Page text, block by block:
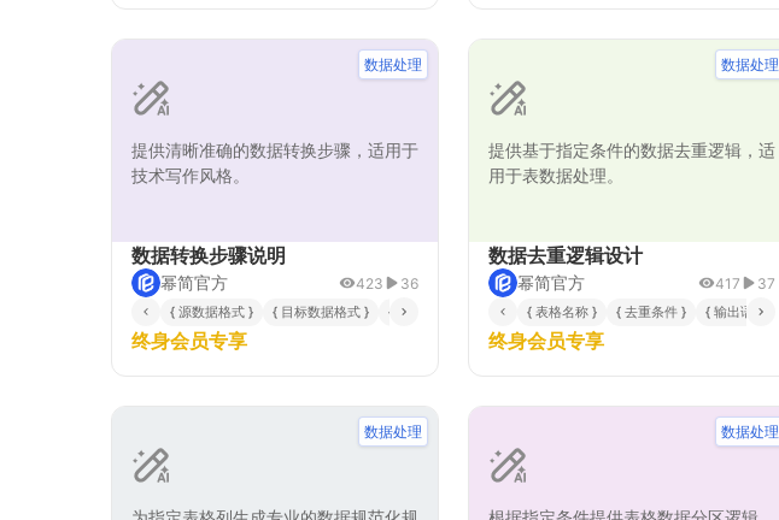
提供清晰准确的数据转换步骤，适用于
技术写作风格。
数据处理
数据转换步骤说明
幂简官方 423 36
{ 源数据格式 } { 目标数据格式 } { 输出语言 }
终身会员专享
提供基于指定条件的数据去重逻辑，适
用于表数据处理。
数据处理
数据去重逻辑设计
幂简官方 417 37
{ 表格名称 } { 去重条件 } { 输出语言 }
终身会员专享
数据处理 数据处理